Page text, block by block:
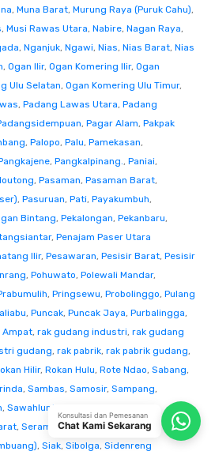
, Muna Barat, Murung Raya (Puruk Cahu),
, Musi Rawas Utara, Nabire, Nagan Raya,
, Nganjuk, Ngawi, Nias, Nias Barat, Nias
, Ogan Ilir, Ogan Komering Ilir, Ogan
Ulu Selatan, Ogan Komering Ulu Timur,
, Padang Lawas Utara, Padang
, Pagar Alam, Pakpak
, Palopo, Palu, Pamekasan,
, Pangkalpinang., Paniai,
, Pasaman, Pasaman Barat,
, Pasuruan, Pati, Payakumbuh,
Bintang, Pekalongan, Pekanbaru,
, Penajam Paser Utara
Ilir, Pesawaran, Pesisir Barat, Pesisir
, Pohuwato, Polewali Mandar,
, Pringsewu, Probolinggo, Pulang
, Puncak, Puncak Jaya, Purbalingga,
Ampat, rak gudang industri, rak gudang
gudang, rak pabrik, rak pabrik gudang,
Hilir, Rokan Hulu, Rote Ndao, Sabang,
, Sambas, Samosir, Sampang,
, Sawahlunto
, Seram Bagian Timur,Serang
Serdang
, Siak, Sibolga, Sidenreng
Konsultasi dan Pemesanan
Chat Kami Sekarang